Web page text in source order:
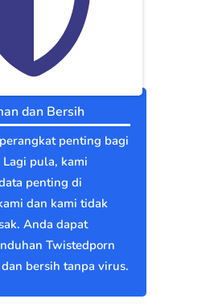
dan Bersih
penting bagi
Lagi pula, kami
penting di
dan kami tidak
Anda dapat
Twistedporn
bersih tanpa virus.